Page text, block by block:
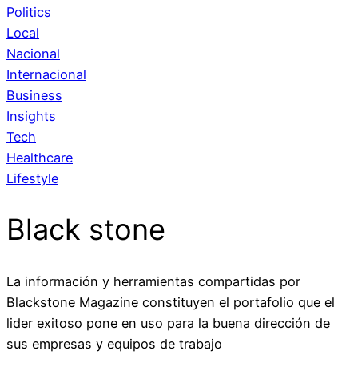
Politics
Local
Nacional
Internacional
Business
Insights
Tech
Healthcare
Lifestyle
Black stone
La información y herramientas compartidas por
Blackstone Magazine constituyen el portafolio que el
lider exitoso pone en uso para la buena dirección de
sus empresas y equipos de trabajo